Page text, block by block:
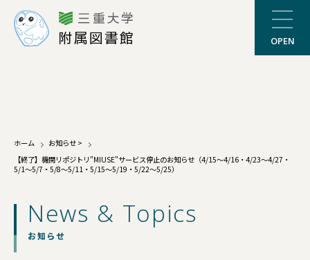
附属図書館 OPEN
ホーム お知らせ >
【終了】機関リポジトリ"MIUSE"サービス停止のお知らせ（4/15～4/16・4/23～4/27・
5/1～5/7・5/8～5/11・5/15～5/19・5/22～5/25）
News & Topics
お知らせ